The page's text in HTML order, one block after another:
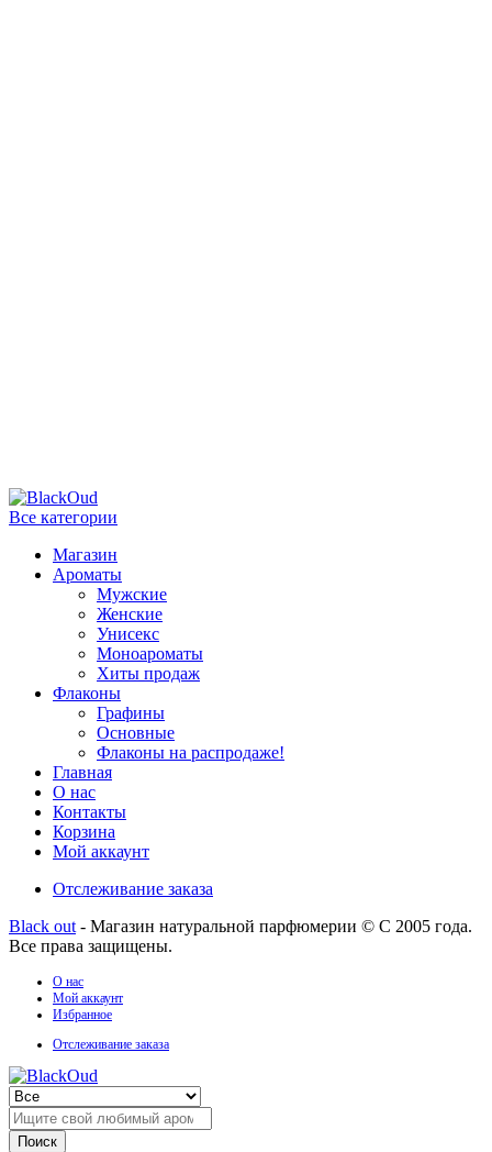
Все категории
Магазин
Ароматы
Мужские
Женские
Унисекс
Моноароматы
Хиты продаж
Флаконы
Графины
Основные
Флаконы на распродаже!
Главная
О нас
Контакты
Корзина
Мой аккаунт
Отслеживание заказа
Black out - Магазин натуральной парфюмерии © С 2005 года.
Все права защищены.
О нас
Мой аккаунт
Избранное
Отслеживание заказа
Поиск